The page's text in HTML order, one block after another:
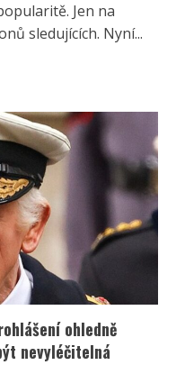
Jen na
sledujících. Nyní...
ohledně
nevyléčitelná